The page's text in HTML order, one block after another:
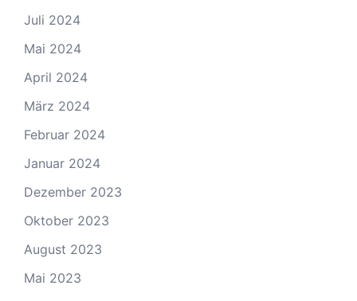
Juli 2024
Mai 2024
April 2024
März 2024
Februar 2024
Januar 2024
Dezember 2023
Oktober 2023
August 2023
Mai 2023